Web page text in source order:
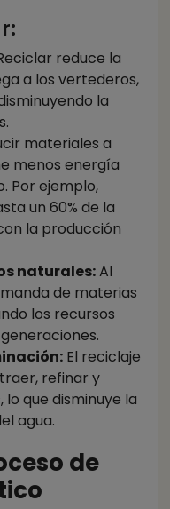
reduce la
a los vertederos,
la
materiales a
menos energía
Por ejemplo,
un 60% de la
la producción
naturales:Al
de materias
los recursos
El reciclaje
refinar y
que disminuye la
agua.
de